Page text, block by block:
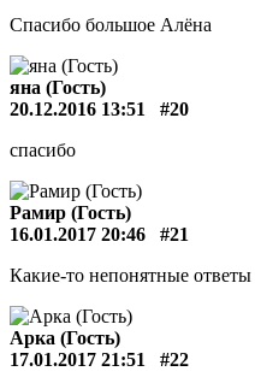
Спасибо большое Алёна
яна (Гость)
20.12.2016 13:51
#20
спасибо
Рамир (Гость)
16.01.2017 20:46
#21
Какие-то непонятные ответы
Арка (Гость)
17.01.2017 21:51
#22